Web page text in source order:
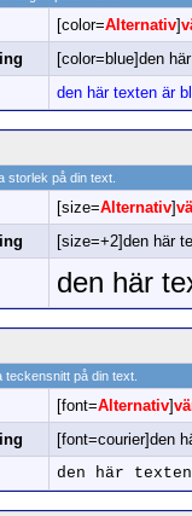
[color=Alternativ]
[color=blue]den
den här texten är
storlek på din text.
[size=Alternativ]
[size=+2]den här
den här
teckensnitt på din text.
[font=Alternativ]
[font=courier]den
den här